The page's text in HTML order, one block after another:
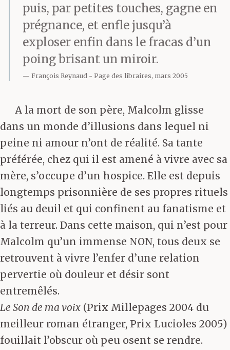
puis, par petites touches, gagne en
prégnance, et enfle jusqu’à
exploser enfin dans le fracas d’un
poing brisant un miroir.
François Reynaud Page des libraires, mars 2005
A la mort de son père, Malcolm glisse
dans un monde d’illusions dans lequel ni
peine ni amour n’ont de réalité. Sa tante
préférée, chez qui il est amené à vivre avec sa
mère, s’occupe d’un hospice. Elle est depuis
longtemps prisonnière de ses propres rituels
liés au deuil et qui confinent au fanatisme et
à la terreur. Dans cette maison, qui n’est pour
Malcolm qu’un immense NON, tous deux se
retrouvent à vivre l’enfer d’une relation
pervertie où douleur et désir sont
entremêlés.
Le Son de ma voix (Prix Millepages 2004 du
meilleur roman étranger, Prix Lucioles 2005)
fouillait l’obscur où peu osent se rendre.